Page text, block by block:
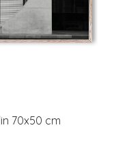
70x50 cm